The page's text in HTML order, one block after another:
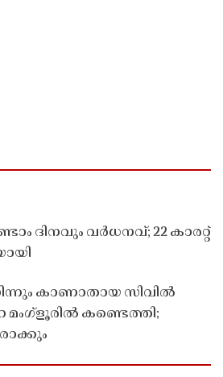
ദിനവും വർധനവ്; 22 കാരറ്റ്
കാണാതായ സിവിൽ
കണ്ടെത്തി;